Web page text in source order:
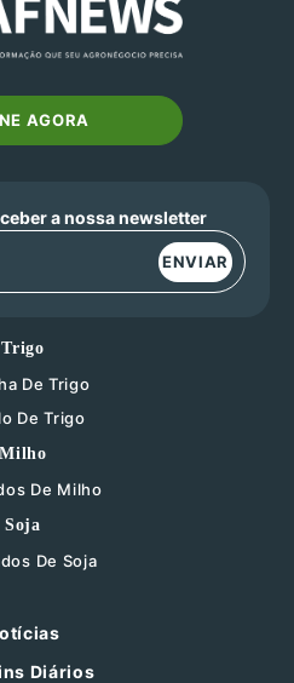
AGORA
a nossa newsletter
ENVIAR
Trigo
De Trigo
De Trigo
Milho
De Milho
Soja
De Soja
Diários